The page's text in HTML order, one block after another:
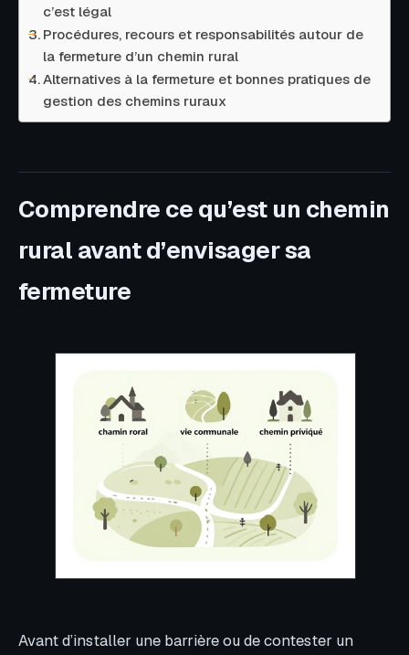
c’est légal
Procédures, recours et responsabilités autour de
la fermeture d’un chemin rural
Alternatives à la fermeture et bonnes pratiques de
gestion des chemins ruraux
Comprendre ce qu’est un chemin
rural avant d’envisager sa
fermeture
Avant d’installer une barrière ou de contester un